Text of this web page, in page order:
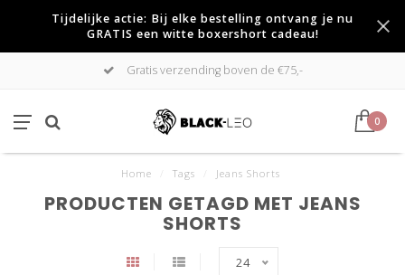
Tijdelijke actie: Bij elke bestelling ontvang je nu
GRATIS een witte boxershort cadeau!
Gratis verzending boven de €75,-
0
Home Tags Jeans Shorts
PRODUCTEN GETAGD MET JEANS
SHORTS
24